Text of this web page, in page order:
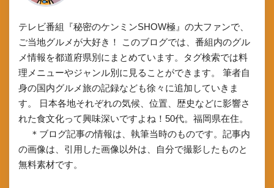
テレビ番組『秘密のケンミンSHOW極』の大ファンで、
ご当地グルメが大好き！ このブログでは、番組内のグル
メ情報を都道府県別にまとめています。タグ検索では料
理メニューやジャンル別に見ることができます。 筆者自
身の国内グルメ旅の記録なども徐々に追加していきま
す。 日本各地それぞれの気候、位置、歴史などに影響さ
れた食文化って興味深いですよね！50代。福岡県在住。
＊ブログ記事の情報は、執筆当時のものです。記事内
の画像は、引用した画像以外は、自分で撮影したものと
無料素材です。